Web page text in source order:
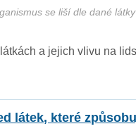
se liší dle dané
a jejich vlivu na
látek, které